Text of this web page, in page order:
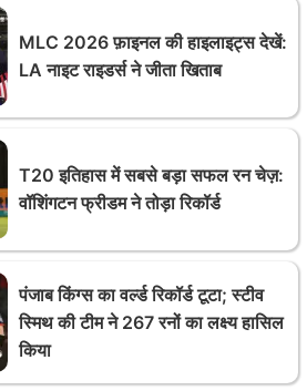
MLC 2026 फ़ाइनल की हाइलाइट्स देखें:
LA नाइट राइडर्स ने जीता खिताब
T20 इतिहास में सबसे बड़ा सफल रन चेज़:
वॉशिंगटन फ्रीडम ने तोड़ा रिकॉर्ड
पंजाब किंग्स का वर्ल्ड रिकॉर्ड टूटा; स्टीव
स्मिथ की टीम ने 267 रनों का लक्ष्य हासिल
किया